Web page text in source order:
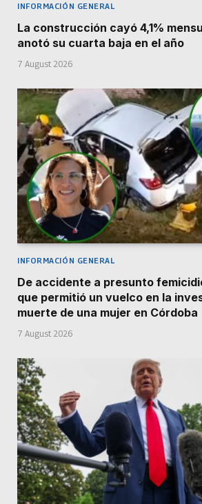
INFORMACIÓN GENERAL
La construcción cayó 4,1%
anotó su cuarta baja en el año
7 August 2026
INFORMACIÓN GENERAL
De accidente a presunto
que permitió un vuelco en la
muerte de una mujer en Córdoba
7 August 2026